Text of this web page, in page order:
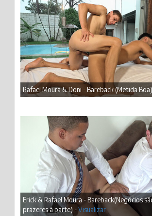
Rafael Moura & Doni - Bareback (Metida
Erick & Rafael Moura - Bareback(Negócios
prazeres à parte) -Visualizar